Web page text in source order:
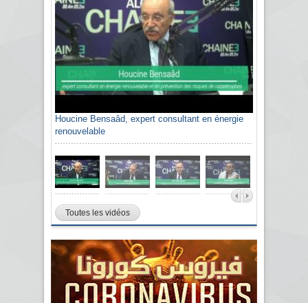
Houcine Bensaâd, expert consultant en énergie
renouvelable
Toutes les vidéos